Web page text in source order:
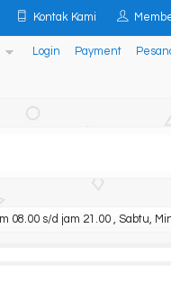
Kontak Kami
Login Payment
08.00 s/d jam 21.00 , Sabtu,